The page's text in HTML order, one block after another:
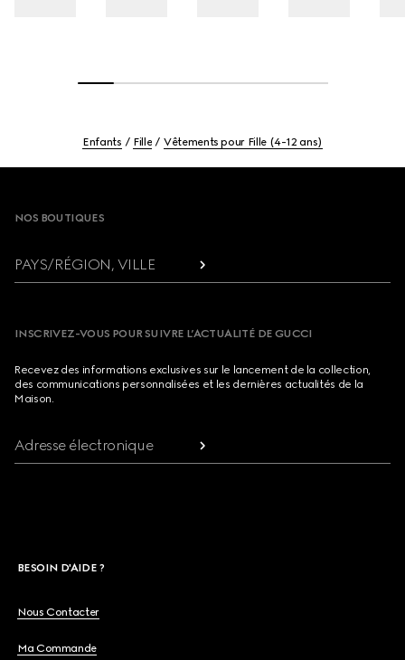
Enfants Fille Vêtements pour Fille (4-12 ans)
NOS BOUTIQUES
PAYS/RÉGION, VILLE
INSCRIVEZ-VOUS POUR SUIVRE L’ACTUALITÉ DE GUCCI
Recevez des informations exclusives sur le lancement de la collection,
des communications personnalisées et les dernières actualités de la
Maison.
Adresse électronique
BESOIN D'AIDE ?
Nous Contacter
Ma Commande